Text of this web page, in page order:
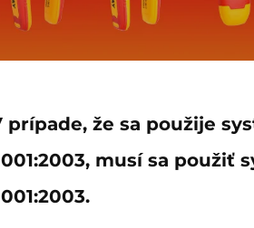
prípade, že sa použije
musí sa použiť